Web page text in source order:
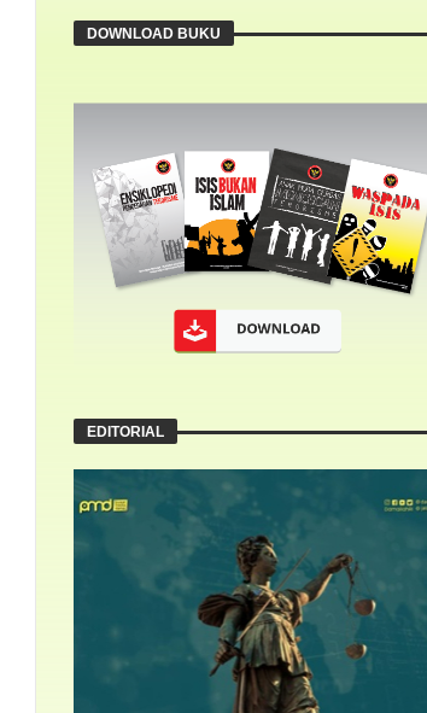
DOWNLOAD BUKU
EDITORIAL